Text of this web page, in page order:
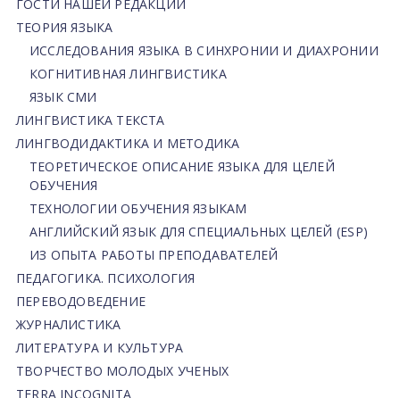
ГОСТИ НАШЕЙ РЕДАКЦИИ
ТЕОРИЯ ЯЗЫКА
ИССЛЕДОВАНИЯ ЯЗЫКА В СИНХРОНИИ И ДИАХРОНИИ
КОГНИТИВНАЯ ЛИНГВИСТИКА
ЯЗЫК СМИ
ЛИНГВИСТИКА ТЕКСТА
ЛИНГВОДИДАКТИКА И МЕТОДИКА
ТЕОРЕТИЧЕСКОЕ ОПИСАНИЕ ЯЗЫКА ДЛЯ ЦЕЛЕЙ
ОБУЧЕНИЯ
ТЕХНОЛОГИИ ОБУЧЕНИЯ ЯЗЫКАМ
АНГЛИЙСКИЙ ЯЗЫК ДЛЯ СПЕЦИАЛЬНЫХ ЦЕЛЕЙ (ESP)
ИЗ ОПЫТА РАБОТЫ ПРЕПОДАВАТЕЛЕЙ
ПЕДАГОГИКА. ПСИХОЛОГИЯ
ПЕРЕВОДОВЕДЕНИЕ
ЖУРНАЛИСТИКА
ЛИТЕРАТУРА И КУЛЬТУРА
ТВОРЧЕСТВО МОЛОДЫХ УЧЕНЫХ
TERRA INCOGNITA